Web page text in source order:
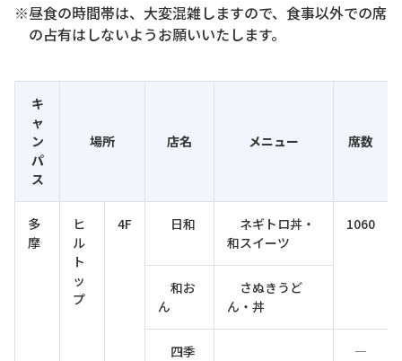
※昼食の時間帯は、大変混雑しますので、食事以外での席
の占有はしないようお願いいたします。
キ
ャ
ン
パ
ス
場所 店名 メニュー 席数
多
摩
ヒ
ル
ト
ッ
プ
4F 日和
ネギトロ丼・
和スイーツ
1060
和お
ん
さぬきうど
ん・丼
四季 ―